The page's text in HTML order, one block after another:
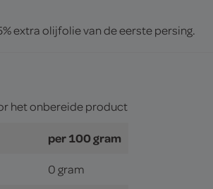
extra olijfolie van de eerste persing.
het onbereide product
per 100 gram
0 gram